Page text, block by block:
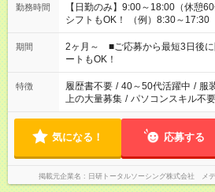
勤務時間
【日勤のみ】9:00～18:00（休憩60分） ■ご希望があれば
シフトもOK！ （例）8:30～
「家族とお休みを合わせたい」 「
など、あなたのご希望に沿ったお仕
ーク希望の方へ 今ご覧のお仕事で
のお仕事の勤務時間。 合計で週
ません
期間
2ヶ月～ ■ご応募から最短3日後
ートもOK！
特徴 履歴書不要 / 40～50代活躍中 / 服
上の大量募集 / パソコンスキル不要
気になる！ 応募する
掲載元企業名 日研トータルソーシング株式会社 メ